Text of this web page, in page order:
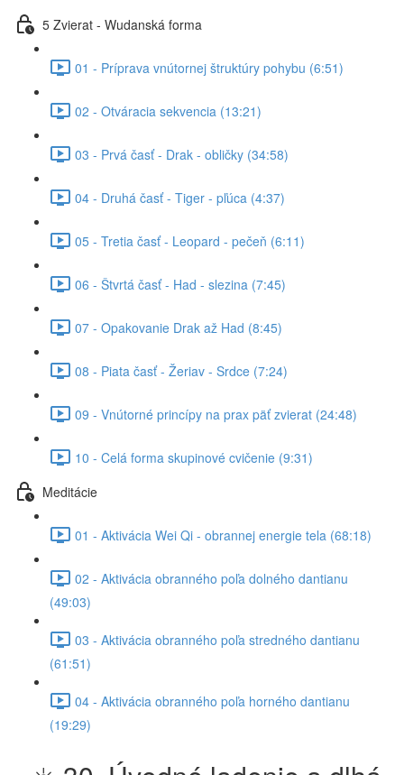
5 Zvierat - Wudanská forma
01 - Príprava vnútornej štruktúry pohybu (6:51)
02 - Otváracia sekvencia (13:21)
03 - Prvá časť - Drak - obličky (34:58)
04 - Druhá časť - Tiger - pľúca (4:37)
05 - Tretia časť - Leopard - pečeň (6:11)
06 - Štvrtá časť - Had - slezina (7:45)
07 - Opakovanie Drak až Had (8:45)
08 - Piata časť - Žeriav - Srdce (7:24)
09 - Vnútorné princípy na prax päť zvierat (24:48)
10 - Celá forma skupinové cvičenie (9:31)
Meditácie
01 - Aktivácia Wei Qi - obrannej energie tela (68:18)
02 - Aktivácia obranného poľa dolného dantianu
(49:03)
03 - Aktivácia obranného poľa stredného dantianu
(61:51)
04 - Aktivácia obranného poľa horného dantianu
(19:29)